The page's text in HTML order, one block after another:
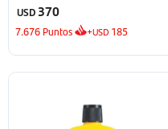
USD 370
7.676 Puntos +USD 185